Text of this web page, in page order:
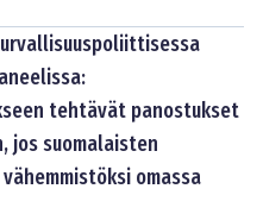
tehtävät panostukset
jos suomalaisten
omassa